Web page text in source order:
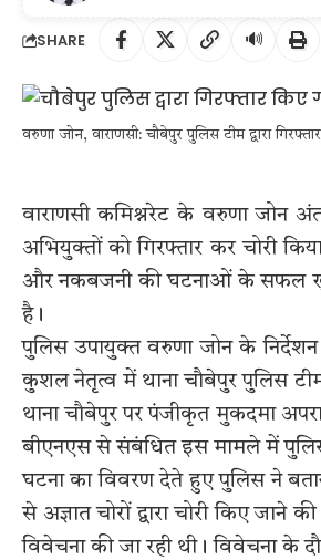
SHARE 🔊
वरुणा जोन, वाराणसी: चौबेपुर पुलिस टीम द्वारा
वाराणसी कमिश्नरेट के वरुणा जोन
अभियुक्तों को गिरफ्तार कर चोरी
और नकबजनी की घटनाओं के सफल
है।
पुलिस उपायुक्त वरुणा जोन के
कुशल नेतृत्व में थाना चौबेपुर पुलिस
थाना चौबेपुर पर पंजीकृत मुकदमा
बीएनएस से संबंधित इस मामले में
घटना का विवरण देते हुए पुलिस ने
से अज्ञात चोरों द्वारा चोरी किए जाने
विवेचना की जा रही थी। विवेचना के